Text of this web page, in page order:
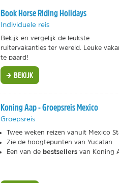
Book Horse Riding Holidays
Individuele reis
Bekijk en vergelijk de leukste
ruitervakanties ter wereld. Leuke
te paard!
BEKIJK
Koning Aap - Groepsreis Mexico
Groepsreis
Twee weken reizen vanuit Mexico
Zie de hoogtepunten van Yucatan.
Een van de bestsellersvan Koning